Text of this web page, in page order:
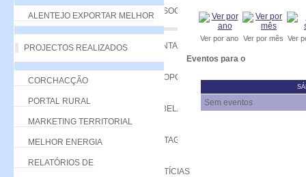
ASSOCIADOS
VANTAGENS
PROPOSTA
TABELA DE QUOTAS
LISTAGEM
NOTÍCIAS
ALENTEJO EXPORTAR MELHOR
PROJECTOS REALIZADOS
CORCHACÇÃO
PORTAL RURAL
MARKETING TERRITORIAL
MELHOR ENERGIA
RELATÓRIOS DE
Ver por ano Ver por mês Ver
Eventos para o
Sem eventos